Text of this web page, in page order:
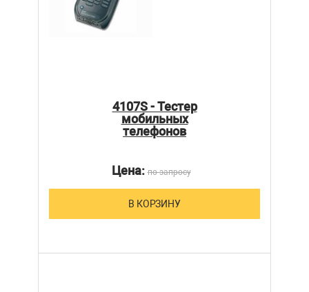
4107S - Тестер
мобильных
телефонов
Цена:по запросу
В КОРЗИНУ